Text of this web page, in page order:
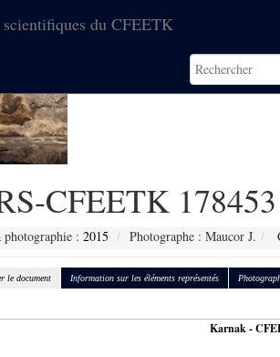
du CFEETK
CFEETK 178453
photographie : 2015 Photographe : Maucor J.
le document Information sur les éléments représentés